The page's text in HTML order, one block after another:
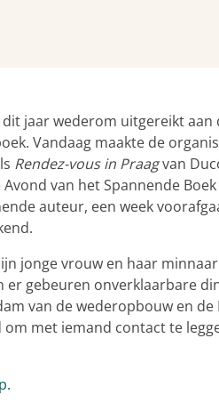
jaar wederom uitgereikt aan
Vandaag maakte de
Rendez-vous in Praagvan
van het Spannende
auteur, een week
jonge vrouw en haar
er gebeuren onverklaarbare
van de wederopbouw en de
met iemand contact te